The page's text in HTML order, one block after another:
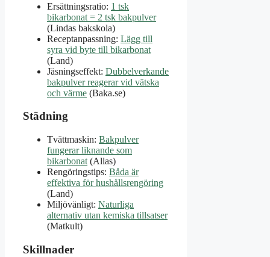
Ersättningsratio: 1 tsk
bikarbonat = 2 tsk bakpulver
(Lindas bakskola)
Receptanpassning: Lägg till
syra vid byte till bikarbonat
(Land)
Jäsningseffekt: Dubbelverkande
bakpulver reagerar vid vätska
och värme (Baka.se)
Städning
Tvättmaskin: Bakpulver
fungerar liknande som
bikarbonat (Allas)
Rengöringstips: Båda är
effektiva för hushållsrengöring
(Land)
Miljövänligt: Naturliga
alternativ utan kemiska tillsatser
(Matkult)
Skillnader